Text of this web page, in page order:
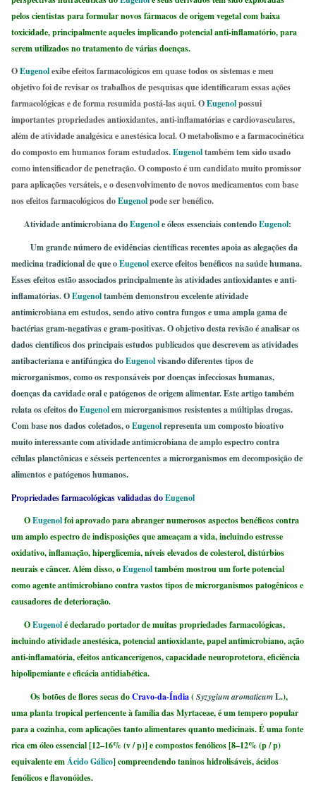
pelos cientistas para formular novos fármacos de origem vegetal com baixa
toxicidade, principalmente aqueles implicando potencial anti-inflamatório, para
serem utilizados no tratamento de várias doenças.
OEugenolexibe efeitos farmacológicos em quase todos os sistemas e meu
objetivo foi de revisar os trabalhos de pesquisas que identificaram essas ações
farmacológicas e de forma resumida postá-las aqui. OEugenolpossui
importantes propriedades antioxidantes, anti-inflamatórias e cardiovasculares,
além de atividade analgésica e anestésica local. O metabolismo e a farmacocinética
do composto em humanos foram estudados.Eugenoltambém tem sido usado
como intensificador de penetração. O composto é um candidato muito promissor
para aplicações versáteis, e o desenvolvimento de novos medicamentos com base
nos efeitos farmacológicos doEugenolpode ser benéfico.
Atividade antimicrobiana doEugenole óleos essenciais contendoEugenol:
Um grande número de evidências científicas recentes apoia as alegações da
medicina tradicional de que oEugenolexerce efeitos benéficos na saúde humana.
Esses efeitos estão associados principalmente às atividades antioxidantes e anti-
inflamatórias. OEugenoltambém demonstrou excelente atividade
antimicrobiana em estudos, sendo ativo contra fungos e uma ampla gama de
bactérias gram-negativas e gram-positivas. O objetivo desta revisão é analisar os
dados científicos dos principais estudos publicados que descrevem as atividades
antibacteriana e antifúngica doEugenolvisando diferentes tipos de
microrganismos, como os responsáveis ​​por doenças infecciosas humanas,
doenças da cavidade oral e patógenos de origem alimentar. Este artigo também
relata os efeitos doEugenolem microrganismos resistentes a múltiplas drogas.
Com base nos dados coletados, oEugenolrepresenta um composto bioativo
muito interessante com atividade antimicrobiana de amplo espectro contra
células planctônicas e sésseis pertencentes a microrganismos em decomposição de
alimentos e patógenos humanos.
Propriedades farmacológicas validadas doEugenol
OEugenolfoi aprovado para abranger numerosos aspectos benéficos contra
um amplo espectro de indisposições que ameaçam a vida, incluindo estresse
oxidativo, inflamação, hiperglicemia, níveis elevados de colesterol, distúrbios
neurais e câncer. Além disso, oEugenoltambém mostrou um forte potencial
como agente antimicrobiano contra vastos tipos de microrganismos patogênicos e
causadores de deterioração.
OEugenolé declarado portador de muitas propriedades farmacológicas,
incluindo atividade anestésica, potencial antioxidante, papel antimicrobiano, ação
anti-inflamatória, efeitos anticancerígenos, capacidade neuroprotetora, eficiência
hipolipemiante e eficácia antidiabética.
Os botões de flores secas doCravo-da-Índia(Syzygium aromaticumL.),
uma planta tropical pertencente à família das Myrtaceae, é um tempero popular
para a cozinha, com aplicações tanto alimentares quanto medicinais. É uma fonte
rica em óleo essencial [12–16% (v / p)] e compostos fenólicos [8–12% (p / p)
equivalente emÁcido Gálico] compreendendo taninos hidrolisáveis, ácidos
fenólicos e flavonóides.